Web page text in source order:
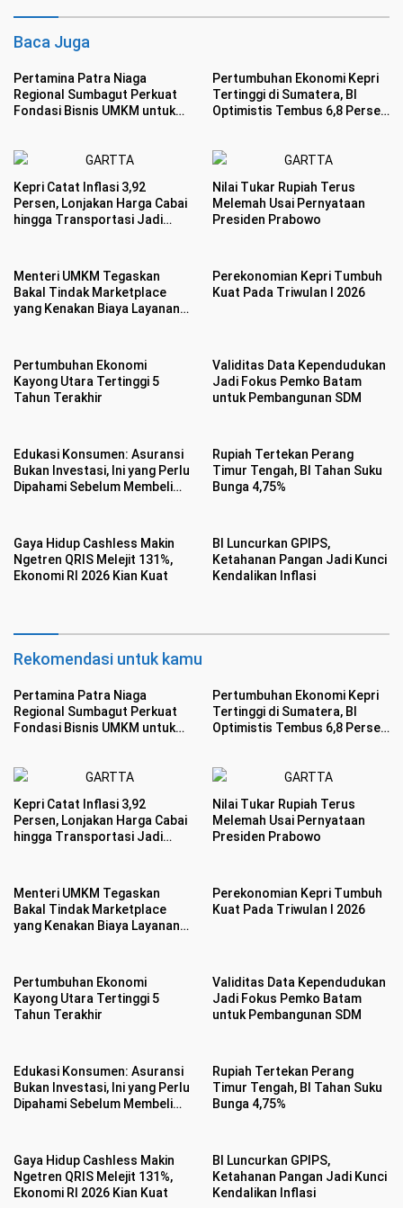
Baca Juga
Pertamina Patra Niaga
Regional Sumbagut Perkuat
Fondasi Bisnis UMKM untuk
Pertumbuhan Ekonomi Kepri
Tertinggi di Sumatera, BI
Optimistis Tembus 6,8 Persen
Kepri Catat Inflasi 3,92
Persen, Lonjakan Harga Cabai
hingga Transportasi Jadi
Nilai Tukar Rupiah Terus
Melemah Usai Pernyataan
Presiden Prabowo
Menteri UMKM Tegaskan
Bakal Tindak Marketplace
yang Kenakan Biaya Layanan
Perekonomian Kepri Tumbuh
Kuat Pada Triwulan I 2026
Pertumbuhan Ekonomi
Kayong Utara Tertinggi 5
Tahun Terakhir
Validitas Data Kependudukan
Jadi Fokus Pemko Batam
untuk Pembangunan SDM
Edukasi Konsumen: Asuransi
Bukan Investasi, Ini yang Perlu
Dipahami Sebelum Membeli
Rupiah Tertekan Perang
Timur Tengah, BI Tahan Suku
Bunga 4,75%
Gaya Hidup Cashless Makin
Ngetren QRIS Melejit 131%,
Ekonomi RI 2026 Kian Kuat
BI Luncurkan GPIPS,
Ketahanan Pangan Jadi Kunci
Kendalikan Inflasi
Rekomendasi untuk kamu
Pertamina Patra Niaga
Regional Sumbagut Perkuat
Fondasi Bisnis UMKM untuk
Pertumbuhan Ekonomi Kepri
Tertinggi di Sumatera, BI
Optimistis Tembus 6,8 Persen
Kepri Catat Inflasi 3,92
Persen, Lonjakan Harga Cabai
hingga Transportasi Jadi
Nilai Tukar Rupiah Terus
Melemah Usai Pernyataan
Presiden Prabowo
Menteri UMKM Tegaskan
Bakal Tindak Marketplace
yang Kenakan Biaya Layanan
Perekonomian Kepri Tumbuh
Kuat Pada Triwulan I 2026
Pertumbuhan Ekonomi
Kayong Utara Tertinggi 5
Tahun Terakhir
Validitas Data Kependudukan
Jadi Fokus Pemko Batam
untuk Pembangunan SDM
Edukasi Konsumen: Asuransi
Bukan Investasi, Ini yang Perlu
Dipahami Sebelum Membeli
Rupiah Tertekan Perang
Timur Tengah, BI Tahan Suku
Bunga 4,75%
Gaya Hidup Cashless Makin
Ngetren QRIS Melejit 131%,
Ekonomi RI 2026 Kian Kuat
BI Luncurkan GPIPS,
Ketahanan Pangan Jadi Kunci
Kendalikan Inflasi